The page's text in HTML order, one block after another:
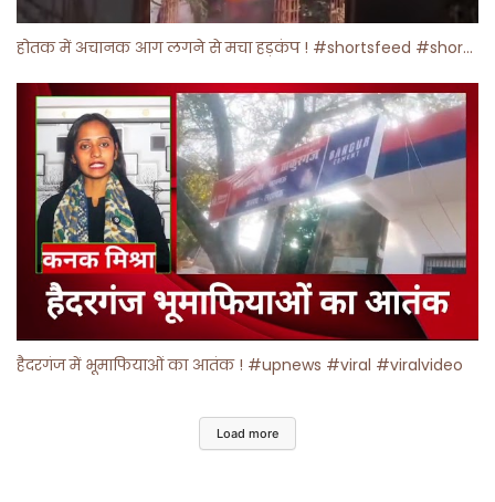
होतक में अचानक आग लगने से मचा हड़कंप ! #shortsfeed #shorts #viralshorts
हैदरगंज में भूमाफियाओं का आतंक ! #upnews #viral #viralvideo
Load more